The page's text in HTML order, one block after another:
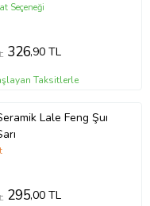
Seçeneği
326,90 TL
Taksitlerle
Lale Feng Şuı
295,00 TL